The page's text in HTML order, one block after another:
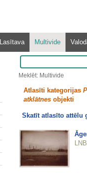
Lasītava Multivide
Meklēt: Multivide
Atlasīti kategorijas
atklātnesobjekti
Skatīt atlasīto attēlu